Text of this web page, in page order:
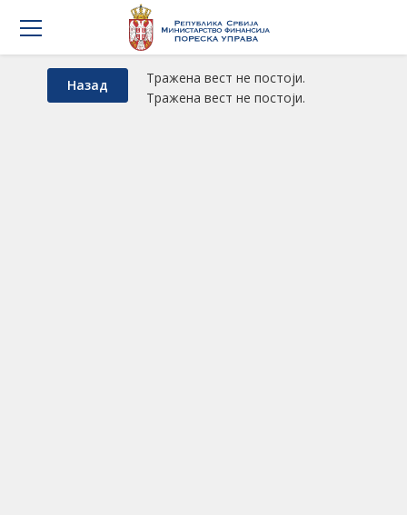
Назад
Тражена вест не постоји.
Тражена вест не постоји.